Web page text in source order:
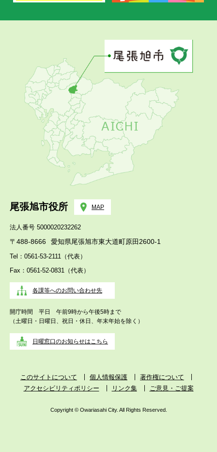
尾張旭市役所 MAP
法人番号 5000020232262
〒488-8666 愛知県尾張旭市東大道町原田2600-1
Tel：0561-53-2111（代表）
Fax：0561-52-0831（代表）
各課等へのお問い合わせ先
開庁時間 平日 午前9時から午後5時まで
（土曜日・日曜日、祝日・休日、年末年始を除く）
日曜窓口のお知らせはこちら
このサイトについて 個人情報保護
著作権について
アクセシビリティポリシー
リンク集 ご意見・ご提案
Copyright © Owariasahi City. All Rights Reserved.